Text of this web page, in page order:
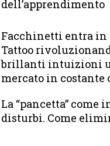
dell’apprendimento
Facchinetti entra in
Tattoo
brillanti intuizioni
mercato in costante
La “pancetta” come
disturbi. Come